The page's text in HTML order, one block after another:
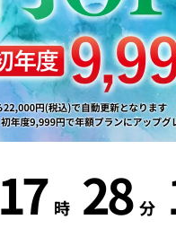
17 時 28 分